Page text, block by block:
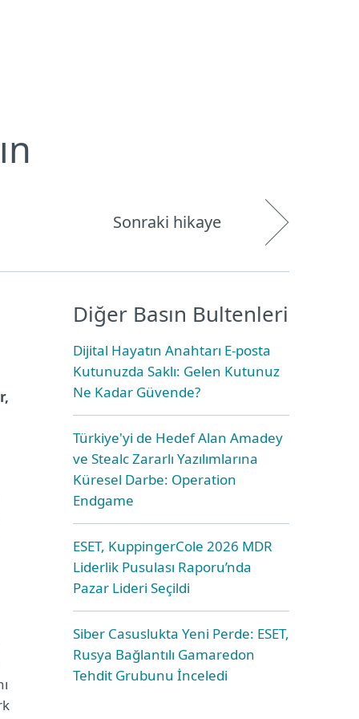
Sonraki hikaye
Diğer Basın Bultenleri
Dijital Hayatın Anahtarı E-posta
Kutunuzda Saklı: Gelen Kutunuz
Ne Kadar Güvende?
Türkiye'yi de Hedef Alan Amadey
ve Stealc Zararlı Yazılımlarına
Küresel Darbe: Operation
Endgame
ESET, KuppingerCole 2026 MDR
Liderlik Pusulası Raporu’nda
Pazar Lideri Seçildi
Siber Casuslukta Yeni Perde: ESET,
Rusya Bağlantılı Gamaredon
Tehdit Grubunu İnceledi